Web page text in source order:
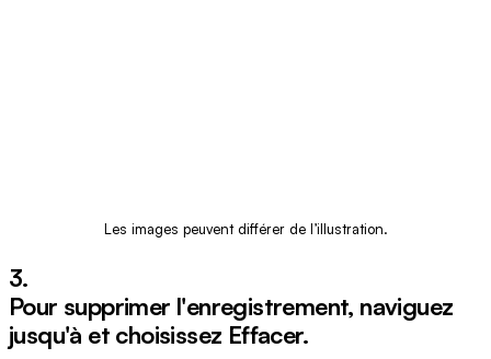
Les images peuvent différer de l’illustration.
3.
Pour supprimer l'enregistrement, naviguez
jusqu'à et choisissez Effacer.